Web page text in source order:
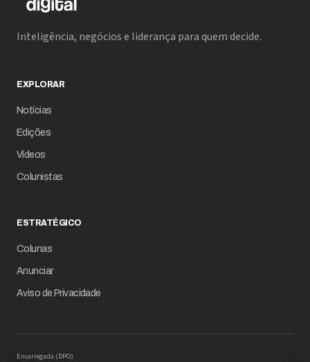
Inteligência, negócios e liderança para quem decide.
EXPLORAR
Notícias
Edições
Vídeos
Colunistas
ESTRATÉGICO
Colunas
Anunciar
Aviso de Privacidade
Encarregada (DPO)